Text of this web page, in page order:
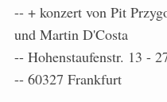
-- + konzert von Pit
und Martin D'Costa
-- Hohenstaufenstr. 13 -
-- 60327 Frankfurt